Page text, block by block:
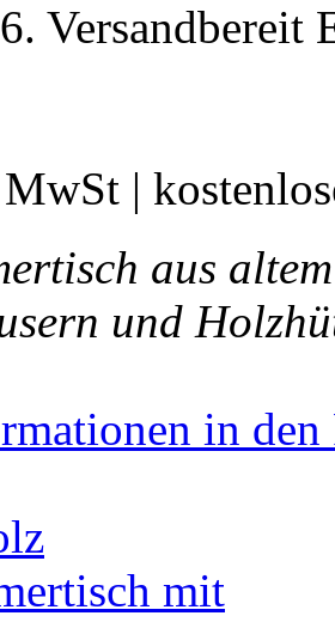
Versandbereit
|
aus
und
in den